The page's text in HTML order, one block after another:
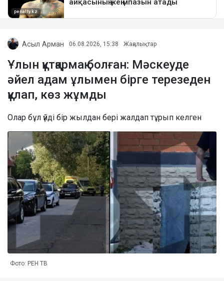
Асыл Арман 06.08.2026, 15:38 Жаңалықтар
Ұлын құтқармақ болған: Мәскеуде
әйел адам ұлымен бірге терезеден
құлап, көз жұмды
Олар бұл үйді бір жылдан бері жалдап тұрып келген
Фото: РЕН ТВ